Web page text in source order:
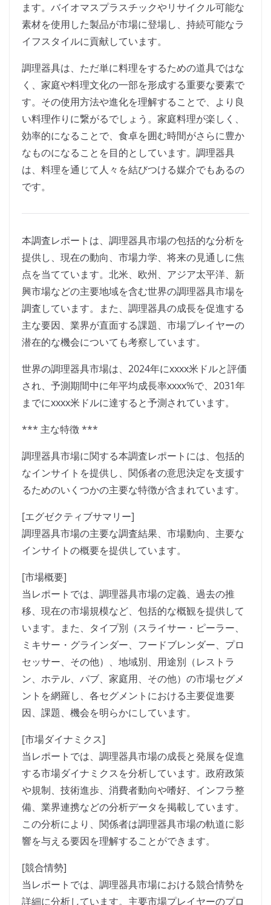
ます。バイオマスプラスチックやリサイクル可能な
素材を使用した製品が市場に登場し、持続可能なラ
イフスタイルに貢献しています。
調理器具は、ただ単に料理をするための道具ではな
く、家庭や料理文化の一部を形成する重要な要素で
す。その使用方法や進化を理解することで、より良
い料理作りに繋がるでしょう。家庭料理が楽しく、
効率的になることで、食卓を囲む時間がさらに豊か
なものになることを目的としています。調理器具
は、料理を通じて人々を結びつける媒介でもあるの
です。
本調査レポートは、調理器具市場の包括的な分析を
提供し、現在の動向、市場力学、将来の見通しに焦
点を当てています。北米、欧州、アジア太平洋、新
興市場などの主要地域を含む世界の調理器具市場を
調査しています。また、調理器具の成長を促進する
主な要因、業界が直面する課題、市場プレイヤーの
潜在的な機会についても考察しています。
世界の調理器具市場は、2024年にxxxx米ドルと評価
され、予測期間中に年平均成長率xxxx%で、2031年
までにxxxx米ドルに達すると予測されています。
*** 主な特徴 ***
調理器具市場に関する本調査レポートには、包括的
なインサイトを提供し、関係者の意思決定を支援す
るためのいくつかの主要な特徴が含まれています。
[エグゼクティブサマリー]
調理器具市場の主要な調査結果、市場動向、主要な
インサイトの概要を提供しています。
[市場概要]
当レポートでは、調理器具市場の定義、過去の推
移、現在の市場規模など、包括的な概観を提供して
います。また、タイプ別（スライサー・ピーラー、
ミキサー・グラインダー、フードブレンダー、プロ
セッサー、その他）、地域別、用途別（レストラ
ン、ホテル、パブ、家庭用、その他）の市場セグメ
ントを網羅し、各セグメントにおける主要促進要
因、課題、機会を明らかにしています。
[市場ダイナミクス]
当レポートでは、調理器具市場の成長と発展を促進
する市場ダイナミクスを分析しています。政府政策
や規制、技術進歩、消費者動向や嗜好、インフラ整
備、業界連携などの分析データを掲載しています。
この分析により、関係者は調理器具市場の軌道に影
響を与える要因を理解することができます。
[競合情勢]
当レポートでは、調理器具市場における競合情勢を
詳細に分析しています。主要市場プレイヤーのプロ